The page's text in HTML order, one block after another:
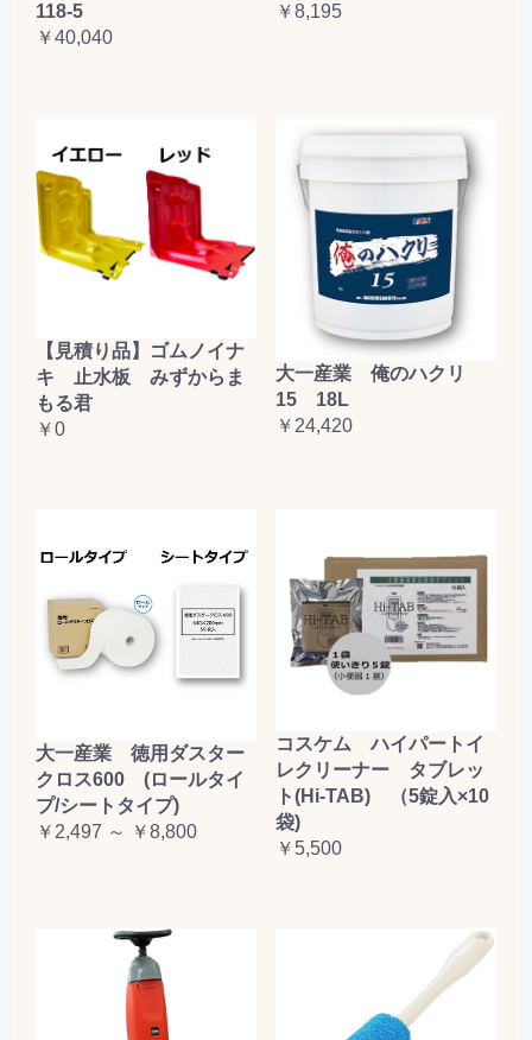
118-5
￥40,040
￥8,195
【見積り品】ゴムノイナ
キ 止水板 みずからま
もる君
￥0
大一産業 俺のハクリ
15 18L
￥24,420
大一産業 徳用ダスター
クロス600 (ロールタイ
プ/シートタイプ)
￥2,497 ～ ￥8,800
コスケム ハイパートイ
レクリーナー タブレッ
ト(Hi-TAB) （5錠入×10
袋)
￥5,500